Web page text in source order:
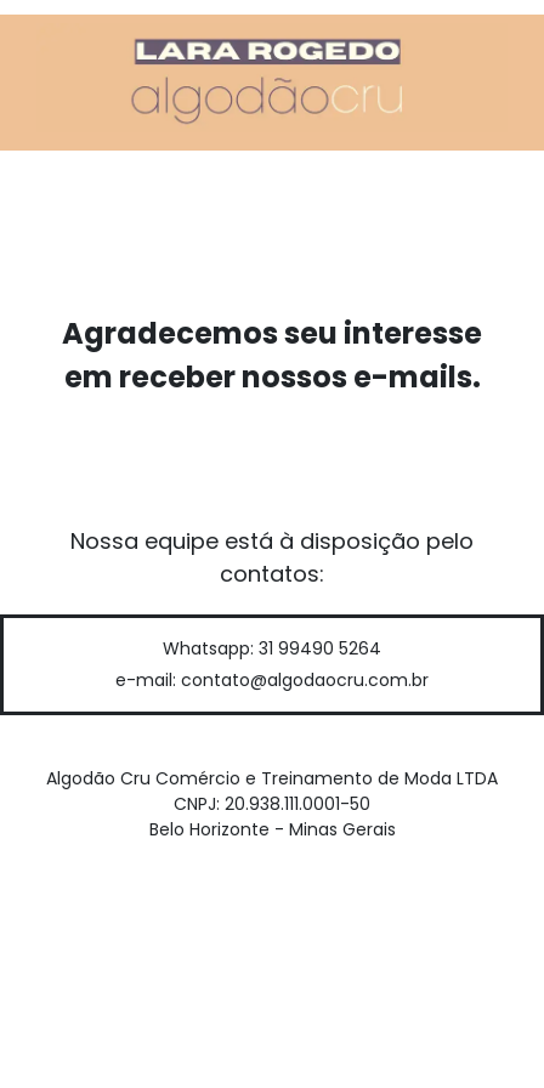
Agradecemos seu interesse
em receber nossos e-mails.
Nossa equipe está à disposição pelo
contatos:
Whatsapp: 31 99490 5264
e-mail: contato@algodaocru.com.br
Algodão Cru Comércio e Treinamento de Moda LTDA
CNPJ: 20.938.111.0001-50
Belo Horizonte - Minas Gerais